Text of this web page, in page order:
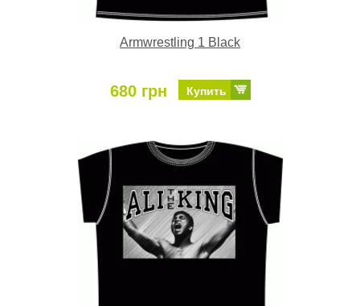
Armwrestling 1 Black
680 грн Купить